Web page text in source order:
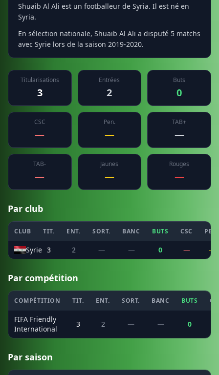
Shuaib Al Ali est un footballeur de Syria. Il est né en
Syria.
En sélection nationale, Shuaib Al Ali a disputé 5 matchs
avec Syrie lors de la saison 2019-2020.
Titularisations
3
Entrées
2
Buts
0
CSC
—
Pen.
—
TAB+
—
TAB-
—
Jaunes
—
Rouges
—
Par club
CLUB TIT. ENT. SORT. BANC BUTS CSC PEN.
Syrie 3 2 — — 0 — —
Par compétition
COMPÉTITION TIT. ENT. SORT. BANC BUTS
FIFA Friendly
International
3 2 — — 0
Par saison